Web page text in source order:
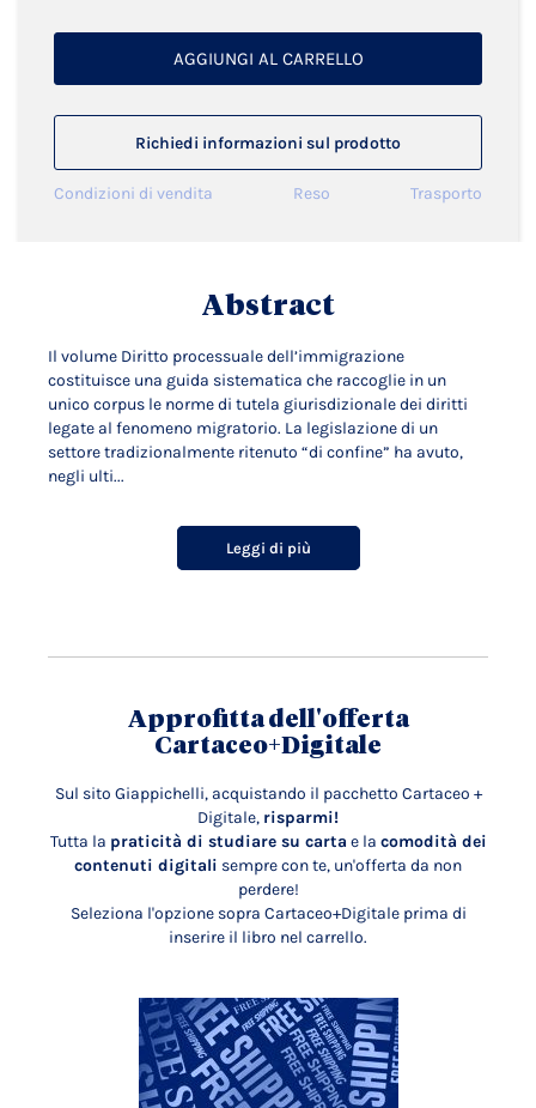
AGGIUNGI AL CARRELLO
Richiedi informazioni sul prodotto
Condizioni di vendita Reso Trasporto
Abstract
Il volume Diritto processuale dell’immigrazione
costituisce una guida sistematica che raccoglie in un
unico corpus le norme di tutela giurisdizionale dei diritti
legate al fenomeno migratorio. La legislazione di un
settore tradizionalmente ritenuto “di confine” ha avuto,
negli ulti...
Leggi di più
Approfitta dell'offerta
Cartaceo+Digitale
Sul sito Giappichelli, acquistando il pacchetto Cartaceo +
Digitale, risparmi!
Tutta la praticità di studiare su carta e la comodità dei
contenuti digitali sempre con te, un'offerta da non
perdere!
Seleziona l'opzione sopra Cartaceo+Digitale prima di
inserire il libro nel carrello.